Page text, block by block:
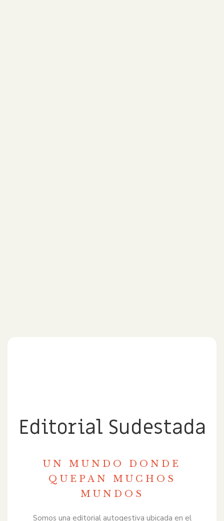
Editorial Sudestada
UN MUNDO DONDE
QUEPAN MUCHOS
MUNDOS
Somos una editorial autogestiva ubicada en el